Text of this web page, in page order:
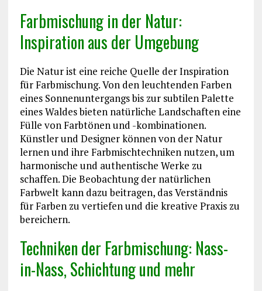
Farbmischung in der Natur:
Inspiration aus der Umgebung
Die Natur ist eine reiche Quelle der Inspiration
für Farbmischung. Von den leuchtenden Farben
eines Sonnenuntergangs bis zur subtilen Palette
eines Waldes bieten natürliche Landschaften eine
Fülle von Farbtönen und -kombinationen.
Künstler und Designer können von der Natur
lernen und ihre Farbmischtechniken nutzen, um
harmonische und authentische Werke zu
schaffen. Die Beobachtung der natürlichen
Farbwelt kann dazu beitragen, das Verständnis
für Farben zu vertiefen und die kreative Praxis zu
bereichern.
Techniken der Farbmischung: Nass-
in-Nass, Schichtung und mehr